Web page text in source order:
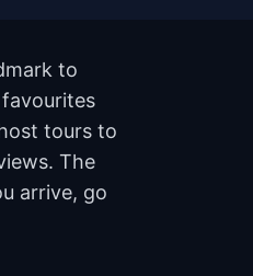
to
tours to
The
arrive, go